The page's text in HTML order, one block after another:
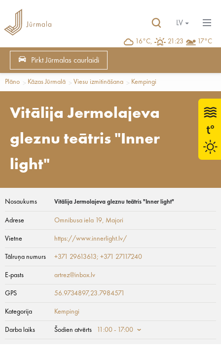
16°C, 21:23 17°C
LV
Pirkt Jūrmalas caurlaidi
Plāno Kāzas Jūrmalā Viesu izmitināšana Kempingi
Vitālija Jermolajeva
gleznu teātris "Inner
light"
Nosaukums Vitālija Jermolajeva gleznu teātris "Inner light"
Adrese Omnibusa iela 19, Majori
Vietne https://www.innerlight.lv/
Tālruņa numurs +371 29613613; +371 27117240
E-pasts artrez@inbox.lv
GPS 56.9734897,23.7984571
Kategorija Kempingi
Darba laiks Šodien atvērts 11:00 - 17:00